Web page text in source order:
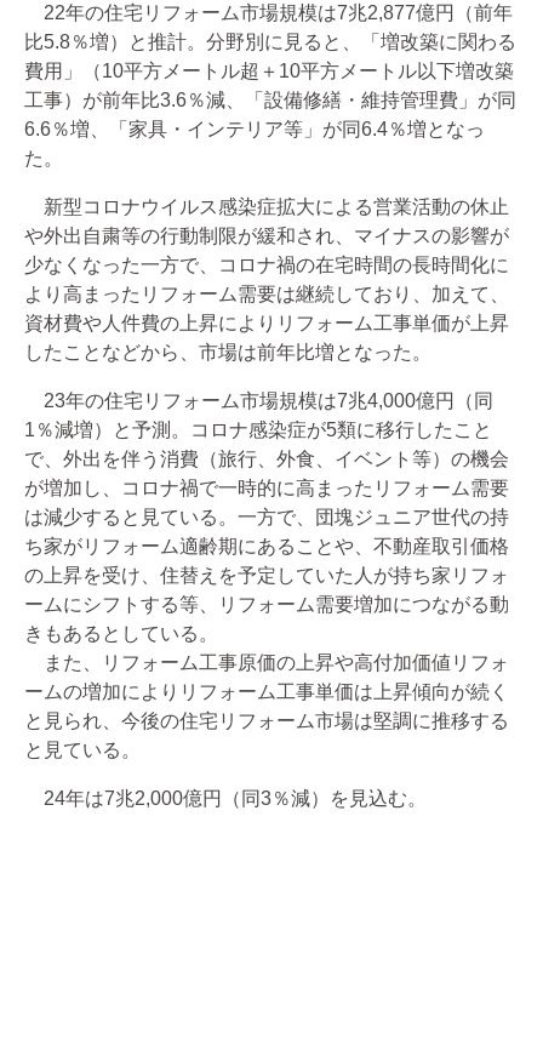
22年の住宅リフォーム市場規模は7兆2,877億円（前年
比5.8％増）と推計。分野別に見ると、「増改築に関わる
費用」（10平方メートル超＋10平方メートル以下増改築
工事）が前年比3.6％減、「設備修繕・維持管理費」が同
6.6％増、「家具・インテリア等」が同6.4％増となっ
た。
新型コロナウイルス感染症拡大による営業活動の休止
や外出自粛等の行動制限が緩和され、マイナスの影響が
少なくなった一方で、コロナ禍の在宅時間の長時間化に
より高まったリフォーム需要は継続しており、加えて、
資材費や人件費の上昇によりリフォーム工事単価が上昇
したことなどから、市場は前年比増となった。
23年の住宅リフォーム市場規模は7兆4,000億円（同
1％減増）と予測。コロナ感染症が5類に移行したこと
で、外出を伴う消費（旅行、外食、イベント等）の機会
が増加し、コロナ禍で一時的に高まったリフォーム需要
は減少すると見ている。一方で、団塊ジュニア世代の持
ち家がリフォーム適齢期にあることや、不動産取引価格
の上昇を受け、住替えを予定していた人が持ち家リフォ
ームにシフトする等、リフォーム需要増加につながる動
きもあるとしている。
また、リフォーム工事原価の上昇や高付加価値リフォ
ームの増加によりリフォーム工事単価は上昇傾向が続く
と見られ、今後の住宅リフォーム市場は堅調に推移する
と見ている。
24年は7兆2,000億円（同3％減）を見込む。